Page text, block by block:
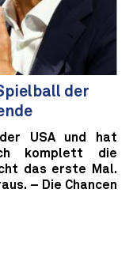
der
USA und hat
komplett die
das erste Mal.
– Die Chancen